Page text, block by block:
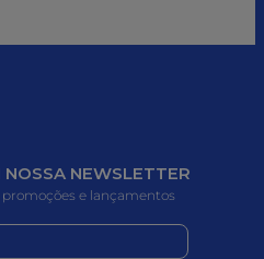
NEWSLETTER
e lançamentos